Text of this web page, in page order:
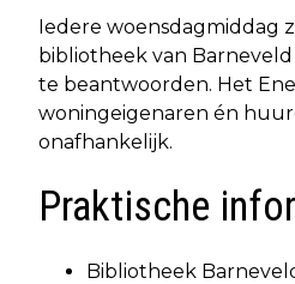
Iedere woensdagmiddag
bibliotheek van
te beantwoorden. Het
woningeigenaren én
onafhankelijk.
Praktische
Bibliotheek